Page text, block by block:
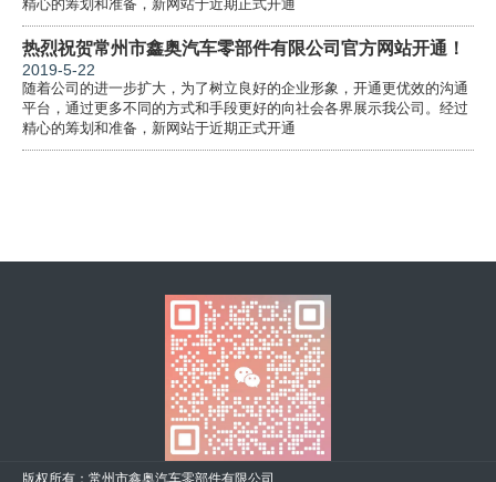
精心的筹划和准备，新网站于近期正式开通
热烈祝贺常州市鑫奥汽车零部件有限公司官方网站开通！
2019-5-22
随着公司的进一步扩大，为了树立良好的企业形象，开通更优效的沟通
平台，通过更多不同的方式和手段更好的向社会各界展示我公司。经过
精心的筹划和准备，新网站于近期正式开通